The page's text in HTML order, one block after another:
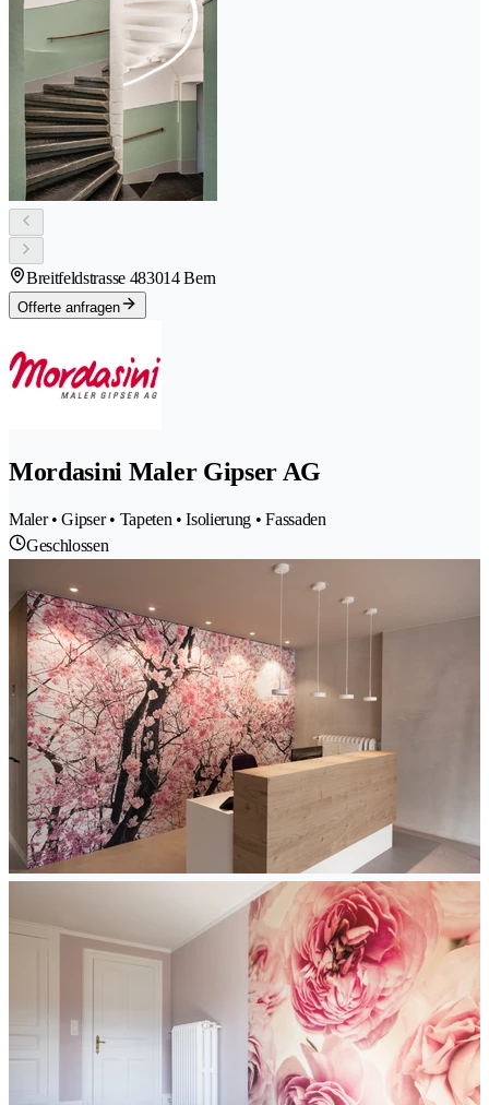
Breitfeldstrasse 483014 Bern
Offerte anfragen
Mordasini Maler Gipser AG
Maler • Gipser • Tapeten • Isolierung • Fassaden
Geschlossen